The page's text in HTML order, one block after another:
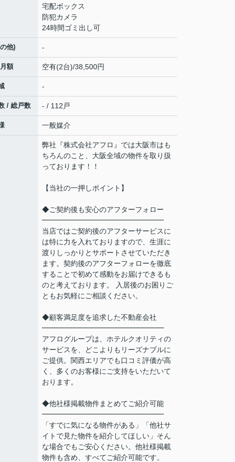
宅配ボックス
防犯カメラ
24時間ゴミ出し可
他) -
額 空有(2台)/38,500円
-
/ 総戸数 - / 112戸
一般媒介
弊社『株式会社アフロ』では大阪市はも
ちろんのこと、大阪全域の物件を取り扱
っております！！
【当社の一押しポイント】
◆ご契約後も安心のアフターフォロー
━━━━━━━━━━━━━━━━━
当店ではご契約後のアフターサービスに
は特に力を入れておりますので、生涯に
渡りしっかりとサポートさせていただき
ます。契約後のアフターフォローを徹底
することで初めて感動をお届けできるも
のと考えております。 入居後のお困りご
ともお気軽にご相談ください。
◆顧客満足度を追求した不動産会社
━━━━━━━━━━━━━━━━━
アフログループは、ホテルクオリティの
サービスを、どこよりもリーズナブルに
ご提供。関西エリアでも口コミ評価が高
く、多くのお客様にご支持をいただいて
おります。
◆他社様掲載物件まとめてご紹介可能
━━━━━━━━━━━━━━━━━
「すでに気になる物件がある」「他社サ
イトで見た物件を紹介してほしい」そん
な場合でもご安心ください。他社様掲載
物件も含め、すべてご紹介可能です。